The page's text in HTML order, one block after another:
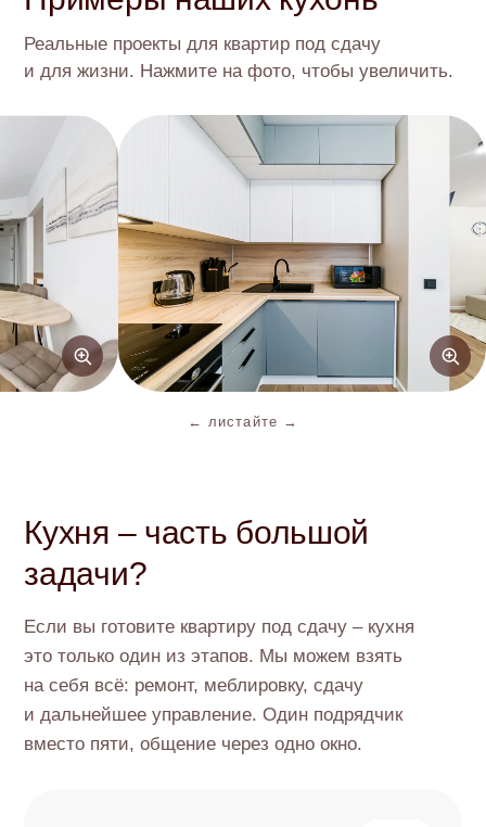
Реальные проекты для квартир под сдачу
и для жизни. Нажмите на фото, чтобы увеличить.
← листайте →
Кухня – часть большой
задачи?
Если вы готовите квартиру под сдачу – кухня
это только один из этапов. Мы можем взять
на себя всё: ремонт, меблировку, сдачу
и дальнейшее управление. Один подрядчик
вместо пяти, общение через одно окно.
Читать все статьи
Полезные материалы о
недвижимости